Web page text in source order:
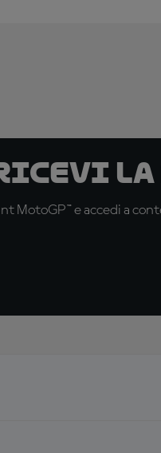
MotoGP™ e accedi a